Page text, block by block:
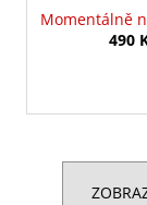
Momentálně
490